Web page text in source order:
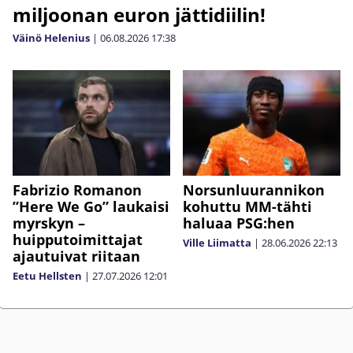
miljoonan euron jättidiilin!
Väinö Helenius | 06.08.2026 17:38
Fabrizio Romanon
”Here We Go” laukaisi
myrskyn –
huipputoimittajat
ajautuivat riitaan
Eetu Hellsten | 27.07.2026 12:01
Norsunluurannikon
kohuttu MM-tähti
haluaa PSG:hen
Ville Liimatta | 28.06.202622:13